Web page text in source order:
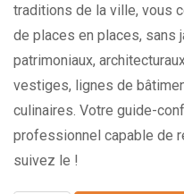
traditions de la ville, vous
de places en places, sans
patrimoniaux,
vestiges, lignes de
culinaires. Votre guide-
professionnel capable de
suivez le !